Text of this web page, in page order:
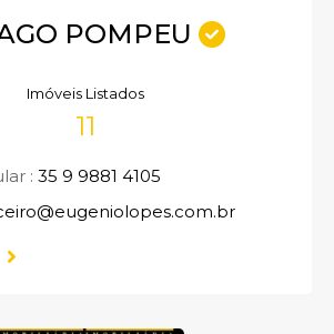
POMPEU
Imóveis Listados
11
: 35 9 9881 4105